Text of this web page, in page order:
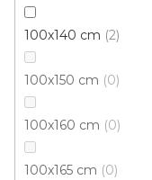
100x140 cm 2
100x150 cm 0
100x160 cm 0
100x165 cm 0